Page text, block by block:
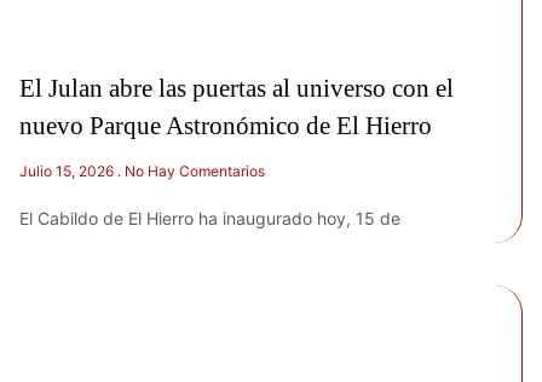
El Julan abre las puertas al universo con el
nuevo Parque Astronómico de El Hierro
Julio 15, 2026 No Hay Comentarios
El Cabildo de El Hierro ha inaugurado hoy, 15 de